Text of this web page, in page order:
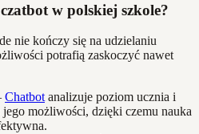
w polskiej szkole?
nie kończy się na udzielaniu
potrafią zaskoczyć nawet
Chatbot analizuje poziom ucznia i
możliwości, dzięki czemu nauka